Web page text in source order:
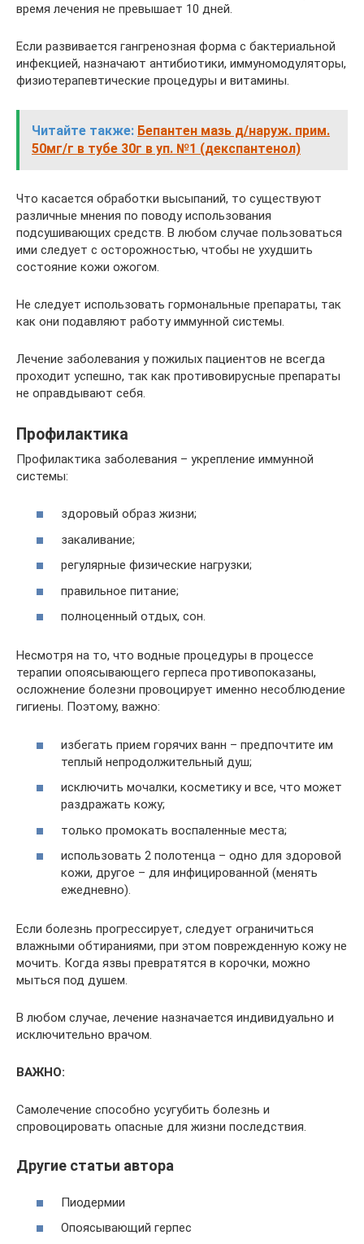
время лечения не превышает 10 дней.
Если развивается гангренозная форма с бактериальной
инфекцией, назначают антибиотики, иммуномодуляторы,
физиотерапевтические процедуры и витамины.
Читайте также: Бепантен мазь д/наруж. прим.
50мг/г в тубе 30г в уп. №1 (декспантенол)
Что касается обработки высыпаний, то существуют
различные мнения по поводу использования
подсушивающих средств. В любом случае пользоваться
ими следует с осторожностью, чтобы не ухудшить
состояние кожи ожогом.
Не следует использовать гормональные препараты, так
как они подавляют работу иммунной системы.
Лечение заболевания у пожилых пациентов не всегда
проходит успешно, так как противовирусные препараты
не оправдывают себя.
Профилактика
Профилактика заболевания – укрепление иммунной
системы:
здоровый образ жизни;
закаливание;
регулярные физические нагрузки;
правильное питание;
полноценный отдых, сон.
Несмотря на то, что водные процедуры в процессе
терапии опоясывающего герпеса противопоказаны,
осложнение болезни провоцирует именно несоблюдение
гигиены. Поэтому, важно:
избегать прием горячих ванн – предпочтите им
теплый непродолжительный душ;
исключить мочалки, косметику и все, что может
раздражать кожу;
только промокать воспаленные места;
использовать 2 полотенца – одно для здоровой
кожи, другое – для инфицированной (менять
ежедневно).
Если болезнь прогрессирует, следует ограничиться
влажными обтираниями, при этом поврежденную кожу не
мочить. Когда язвы превратятся в корочки, можно
мыться под душем.
В любом случае, лечение назначается индивидуально и
исключительно врачом.
ВАЖНО:
Самолечение способно усугубить болезнь и
спровоцировать опасные для жизни последствия.
Другие статьи автора
Пиодермии
Опоясывающий герпес